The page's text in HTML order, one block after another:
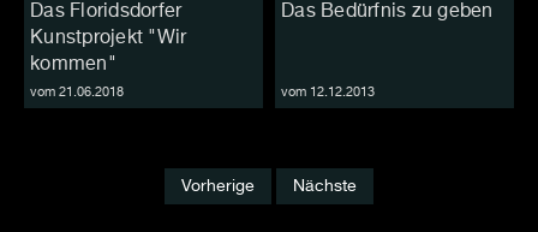
Das Floridsdorfer
Kunstprojekt "Wir
kommen"
vom 21.06.2018
Das Bedürfnis zu geben
vom 12.12.2013
Vorherige Nächste